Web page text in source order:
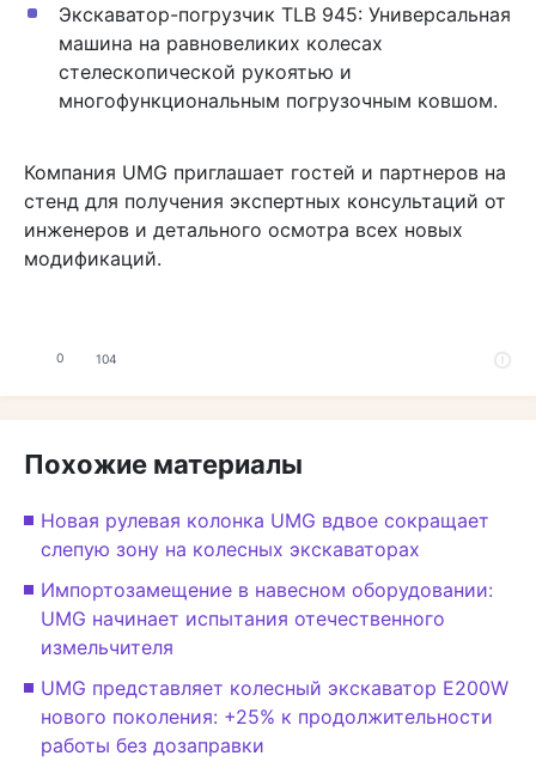
Экскаватор-погрузчик TLB 945: Универсальная
машина на равновеликих колесах
стелескопической рукоятью и
многофункциональным погрузочным ковшом.
Компания UMG приглашает гостей и партнеров на
стенд для получения экспертных консультаций от
инженеров и детального осмотра всех новых
модификаций.
0 104
Похожие материалы
Новая рулевая колонка UMG вдвое сокращает
слепую зону на колесных экскаваторах
Импортозамещение в навесном оборудовании:
UMG начинает испытания отечественного
измельчителя
UMG представляет колесный экскаватор E200W
нового поколения: +25% к продолжительности
работы без дозаправки